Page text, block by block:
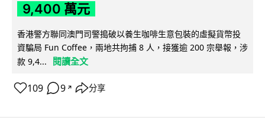
9,400 萬元
香港警方聯同澳門司警搗破以養生咖啡生意包裝的虛擬貨幣投
資騙局 Fun Coffee，兩地共拘捕 8 人，接獲逾 200 宗舉報，涉
款 9,4...
閱讀全文
109 9 ↗ 分享